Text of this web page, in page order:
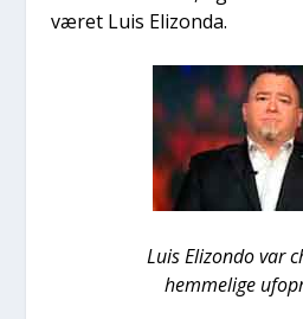
været Luis Elizon­da.
Luis Elizon­do var
hem­me­li­ge